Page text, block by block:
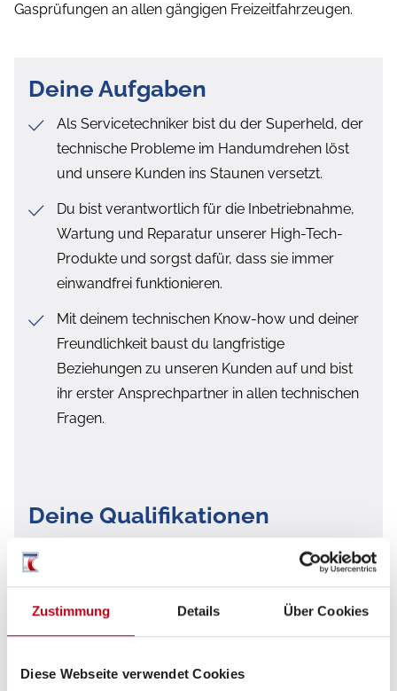
Zustimmung Details Über Cookies
Diese Webseite verwendet Cookies
Gasprüfungen an allen gängigen Freizeitfahrzeugen.
Deine Aufgaben
Als Servicetechniker bist du der Superheld, der
technische Probleme im Handumdrehen löst
und unsere Kunden ins Staunen versetzt.
Du bist verantwortlich für die Inbetriebnahme,
Wartung und Reparatur unserer High-Tech-
Produkte und sorgst dafür, dass sie immer
einwandfrei funktionieren.
Mit deinem technischen Know-how und deiner
Freundlichkeit baust du langfristige
Beziehungen zu unseren Kunden auf und bist
ihr erster Ansprechpartner in allen technischen
Fragen.
Deine Qualifikationen
Abgeschlossene Ausbildung im technischen
Bereich, z.B. als Elektroniker, Mechatroniker
Erfahrung als Servicetechniker oder in einem